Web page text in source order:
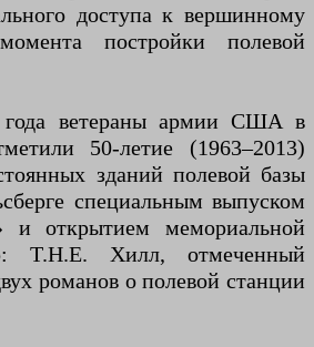
доступа к вершинному
постройки полевой
года ветераны армии США в
50-летие (1963–2013)
зданий полевой базы
специальным выпуском
и открытием мемориальной
T.H.E. Хилл, отмеченный
романов о полевой станции